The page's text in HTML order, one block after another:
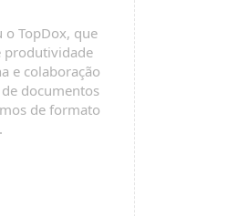
o TopDox, que
produtividade
e colaboração
documentos
de formato